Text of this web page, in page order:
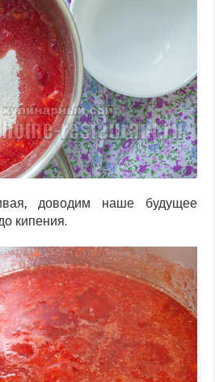
доводим наше будущее
кипения.